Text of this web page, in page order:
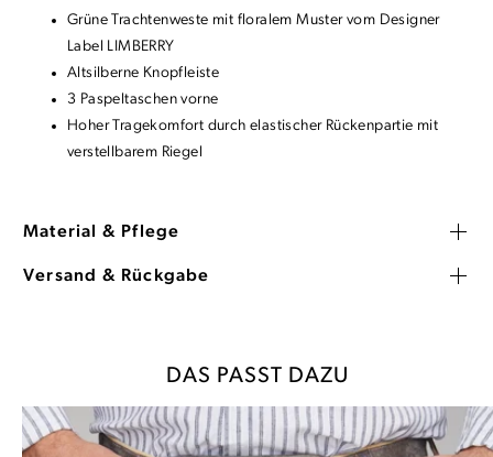
Grüne Trachtenweste mit floralem Muster vom Designer
Label LIMBERRY
Altsilberne Knopfleiste
3 Paspeltaschen vorne
Hoher Tragekomfort durch elastischer Rückenpartie mit
verstellbarem Riegel
Material & Pflege
Versand & Rückgabe
DAS PASST DAZU